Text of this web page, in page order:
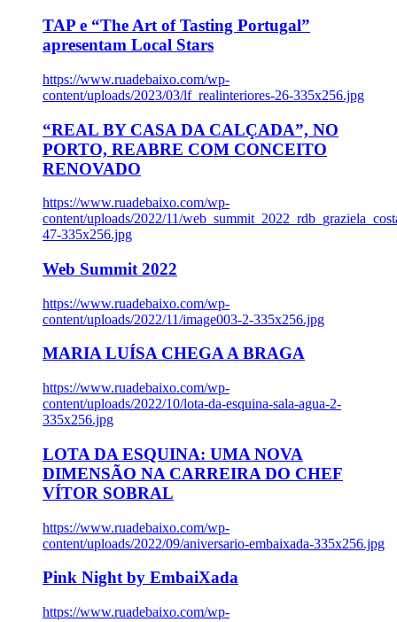
TAP e “The Art of Tasting Portugal”
apresentam Local Stars
https://www.ruadebaixo.com/wp-
content/uploads/2023/03/lf_realinteriores-26-335x256.jpg
“REAL BY CASA DA CALÇADA”, NO
PORTO, REABRE COM CONCEITO
RENOVADO
https://www.ruadebaixo.com/wp-
content/uploads/2022/11/
47-335x256.jpg
Web Summit 2022
https://www.ruadebaixo.com/wp-
content/uploads/2022/11/image003-2-335x256.jpg
MARIA LUÍSA CHEGA A BRAGA
https://www.ruadebaixo.com/wp-
content/uploads/2022/10/lota-da-esquina-sala-agua-2-
335x256.jpg
LOTA DA ESQUINA: UMA NOVA
DIMENSÃO NA CARREIRA DO CHEF
VÍTOR SOBRAL
https://www.ruadebaixo.com/wp-
content/uploads/2022/09/aniversario-embaixada-335x256.jpg
Pink Night by EmbaiXada
https://www.ruadebaixo.com/wp-